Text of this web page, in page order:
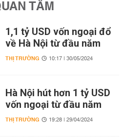
TÂM
1,1 tỷ USD vốn ngoại đổ
về Hà Nội từ đầu năm
THỊ TRƯỜNG 10:17 | 30/05/2024
Hà Nội hút hơn 1 tỷ USD
vốn ngoại từ đầu năm
THỊ TRƯỜNG 19:28 | 29/04/2024